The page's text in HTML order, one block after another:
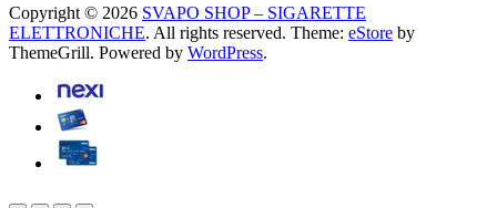
Copyright © 2026 SVAPO SHOP – SIGARETTE
ELETTRONICHE. All rights reserved. Theme: eStore by
ThemeGrill. Powered by WordPress.